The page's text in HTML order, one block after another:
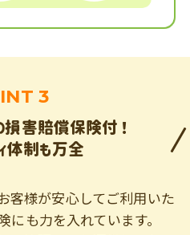
3
損害賠償保険付！
体制も万全
客様が安心してご利用いた
も力を入れています。